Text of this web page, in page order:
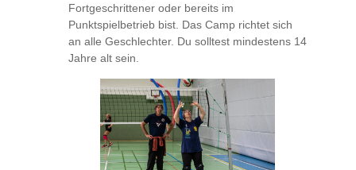
Fortgeschrittener oder bereits im
Punktspielbetrieb bist. Das Camp richtet sich
an alle Geschlechter. Du solltest mindestens 14
Jahre alt sein.